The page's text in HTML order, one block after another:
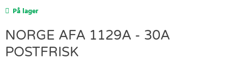
På lager
NORGE AFA 1129A - 30A
POSTFRISK